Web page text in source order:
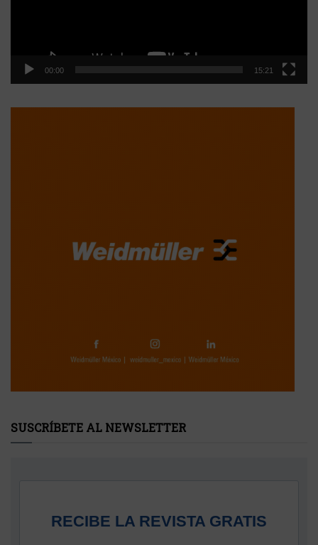
00:00 15:21
SUSCRÍBETE AL NEWSLETTER
RECIBE LA REVISTA GRATIS